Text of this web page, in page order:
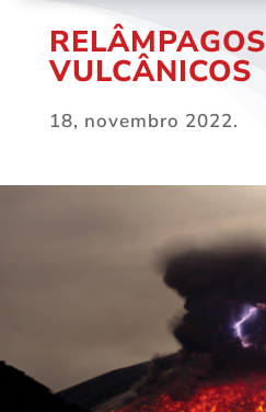
RELÂMPAGOS
VULCÂNICOS
18, novembro 2022.